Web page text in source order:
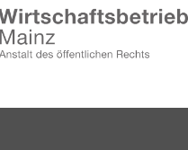
إلى
الصفحة